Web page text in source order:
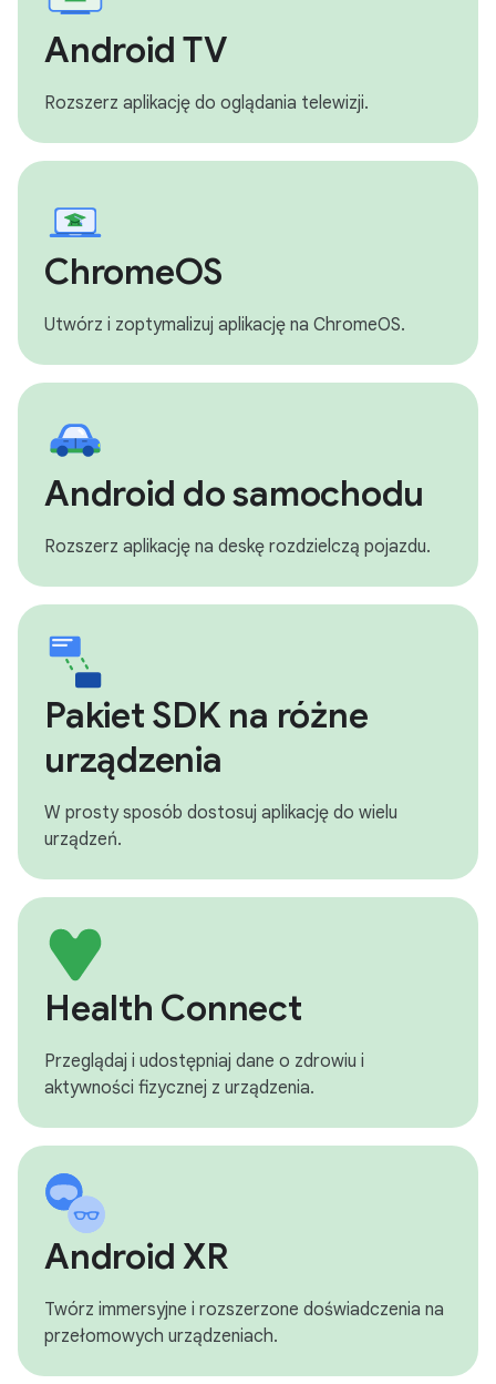
Android TV
Rozszerz aplikację do oglądania telewizji.
ChromeOS
Utwórz i zoptymalizuj aplikację na ChromeOS.
Android do samochodu
Rozszerz aplikację na deskę rozdzielczą pojazdu.
Pakiet SDK na różne
urządzenia
W prosty sposób dostosuj aplikację do wielu
urządzeń.
Health Connect
Przeglądaj i udostępniaj dane o zdrowiu i
aktywności fizycznej z urządzenia.
Android XR
Twórz immersyjne i rozszerzone doświadczenia na
przełomowych urządzeniach.